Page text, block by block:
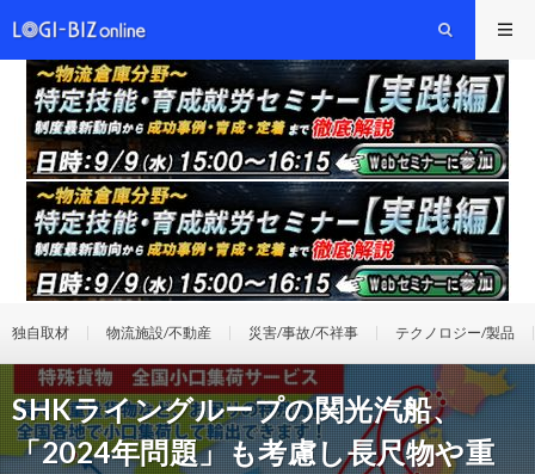
独自取材 物流施設/不動産 災害/事故/不祥事 テクノロジー/製品
SHKライングループの関光汽船、
「2024年問題」も考慮し長尺物や重